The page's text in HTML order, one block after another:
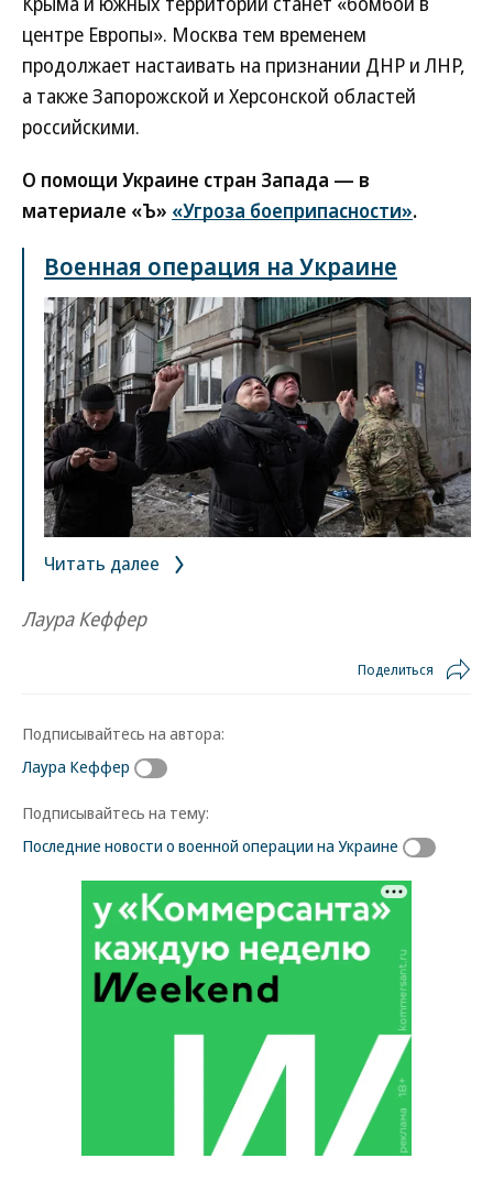
центре Европы». Москва тем временем
продолжает настаивать на признании ДНР и ЛНР,
а также Запорожской и Херсонской областей
российскими.
О помощи Украине стран Запада — в
материале «Ъ» «Угроза боеприпасности».
Военная операция на Украине
Читать далее
Лаура Кеффер
Поделиться
Подписывайтесь на автора:
Лаура Кеффер
Подписывайтесь на тему:
Последние новости о военной операции на Украине